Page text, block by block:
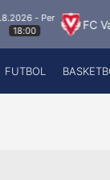
FC Vaduz
FUTBOL